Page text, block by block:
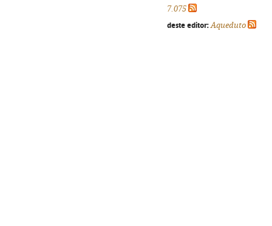
7.075
deste editor: Aqueduto